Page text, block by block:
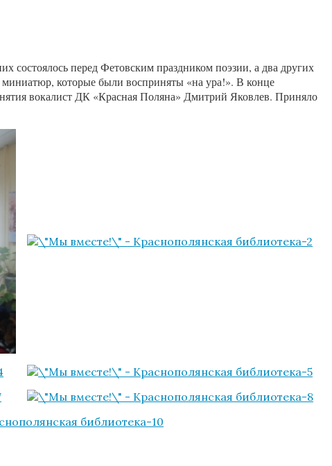
состоялось перед Фетовским праздником поэзии, а два других
которые были восприняты «на ура!». В конце
вокалист ДК «Красная Поляна» Дмитрий Яковлев. Приняло